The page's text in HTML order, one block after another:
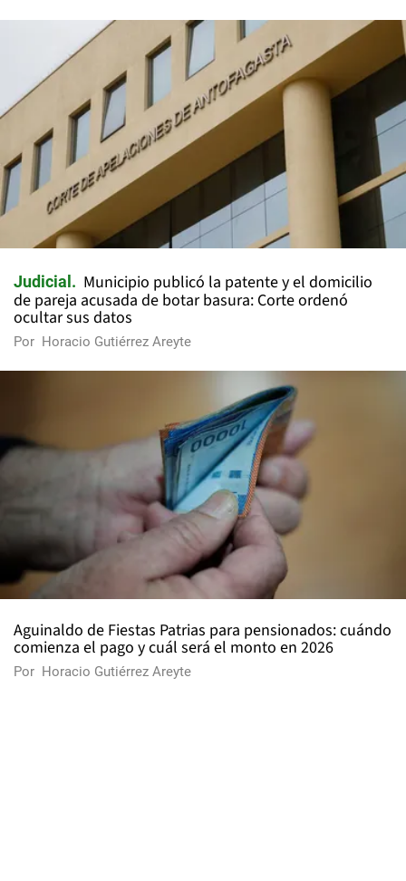
Judicial
Municipio publicó la patente y el domicilio
de pareja acusada de botar basura: Corte ordenó
ocultar sus datos
Por Horacio Gutiérrez Areyte
Aguinaldo de Fiestas Patrias para pensionados: cuándo
comienza el pago y cuál será el monto en 2026
Por Horacio Gutiérrez Areyte